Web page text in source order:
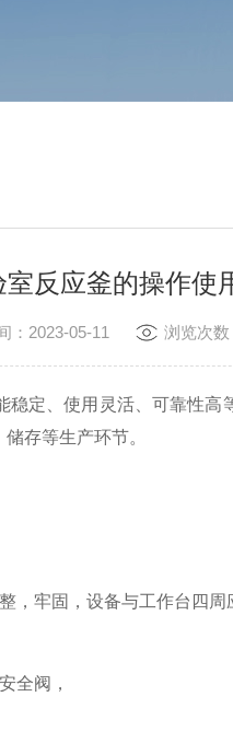
室反应釜的操作使
：2023-05-11 浏览次数
稳定、使用灵活、可靠性
存等生产环节。
牢固，设备与工作台四周
全阀，